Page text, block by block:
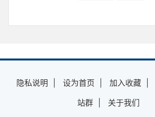
隐私说明 设为首页 加入收藏
站群
关于我们